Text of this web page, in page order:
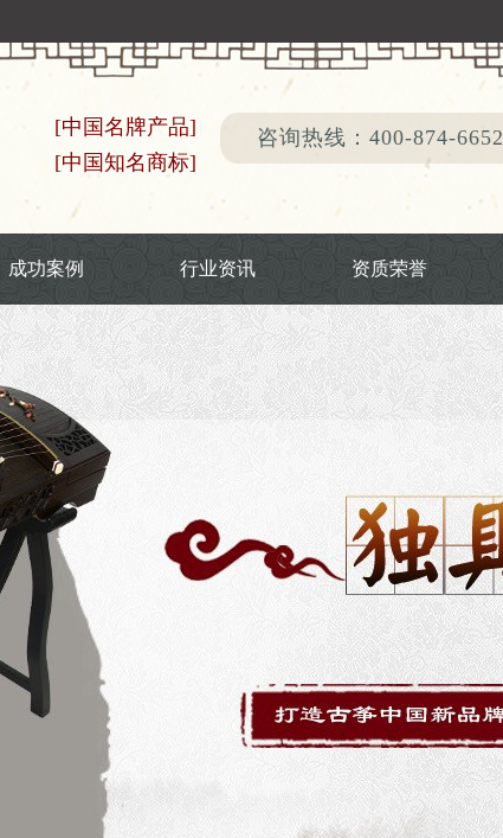
[中国名牌产品]
[中国知名商标]
咨询热线：400-874-6652
成功案例 行业资讯 资质荣誉